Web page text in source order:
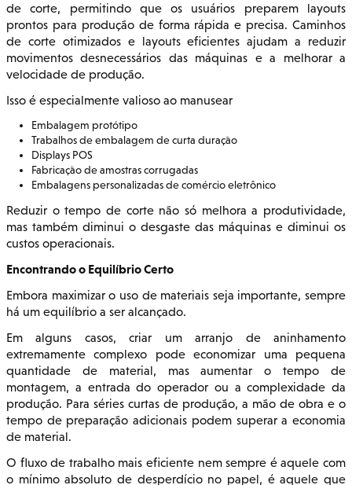
de corte, permitindo que os usuários preparem layouts
prontos para produção de forma rápida e precisa. Caminhos
de corte otimizados e layouts eficientes ajudam a reduzir
movimentos desnecessários das máquinas e a melhorar a
velocidade de produção.
Isso é especialmente valioso ao manusear
Embalagem protótipo
Trabalhos de embalagem de curta duração
Displays POS
Fabricação de amostras corrugadas
Embalagens personalizadas de comércio eletrônico
Reduzir o tempo de corte não só melhora a produtividade,
mas também diminui o desgaste das máquinas e diminui os
custos operacionais.
Encontrando o Equilíbrio Certo
Embora maximizar o uso de materiais seja importante, sempre
há um equilíbrio a ser alcançado.
Em alguns casos, criar um arranjo de aninhamento
extremamente complexo pode economizar uma pequena
quantidade de material, mas aumentar o tempo de
montagem, a entrada do operador ou a complexidade da
produção. Para séries curtas de produção, a mão de obra e o
tempo de preparação adicionais podem superar a economia
de material.
O fluxo de trabalho mais eficiente nem sempre é aquele com
o mínimo absoluto de desperdício no papel, é aquele que